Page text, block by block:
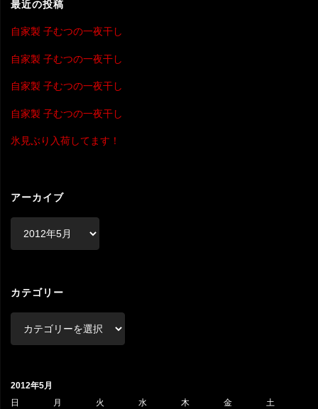
最近の投稿
自家製 子むつの一夜干し
自家製 子むつの一夜干し
自家製 子むつの一夜干し
自家製 子むつの一夜干し
氷見ぶり入荷してます！
アーカイブ
ブ
カテゴリー
ー
2012年5月
日
月 火 水 木 金
土